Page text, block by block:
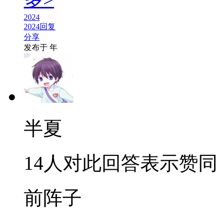
2024
2024回复
分享
发布于 年
半夏
14人对此回答表示赞同
前阵子